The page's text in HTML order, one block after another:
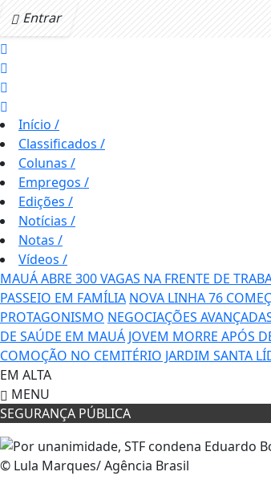
Entrar
Início /
Classificados /
Colunas /
Empregos /
Edições /
Notícias /
Notas /
Vídeos /
MAUÁ ABRE 300 VAGAS NA FRENTE DE
PASSEIO EM FAMÍLIA NOVA LINHA 76
PROTAGONISMO NEGOCIAÇÕES
DE SAÚDE EM MAUÁ JOVEM MORRE APÓS
COMOÇÃO NO CEMITÉRIO JARDIM SANTA
EM ALTA
MENU
SEGURANÇA PÚBLICA
© Lula Marques/ Agência Brasil